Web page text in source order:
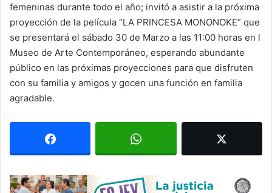
femeninas durante todo el año; invitó a asistir a la próxima
proyección de la película “LA PRINCESA MONONOKE” que
se presentará el sábado 30 de Marzo a las 11:00 horas en l
Museo de Arte Contemporáneo, esperando abundante
público en las próximas proyecciones para que disfruten
con su familia y amigos y gocen una función en familia
agradable.